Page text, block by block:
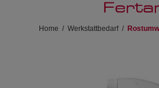
Home / Werkstattbedarf /